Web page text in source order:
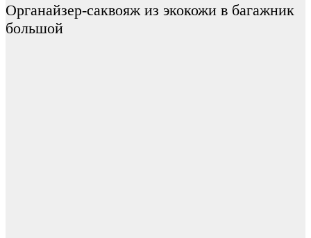
Органайзер-саквояж из экокожи в багажник
большой